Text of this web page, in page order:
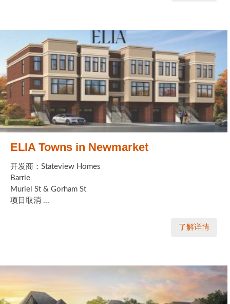
ELIA Towns in Newmarket
开发商：Stateview Homes
Barrie
Muriel St & Gorham St
项目取消 ...
了解详情